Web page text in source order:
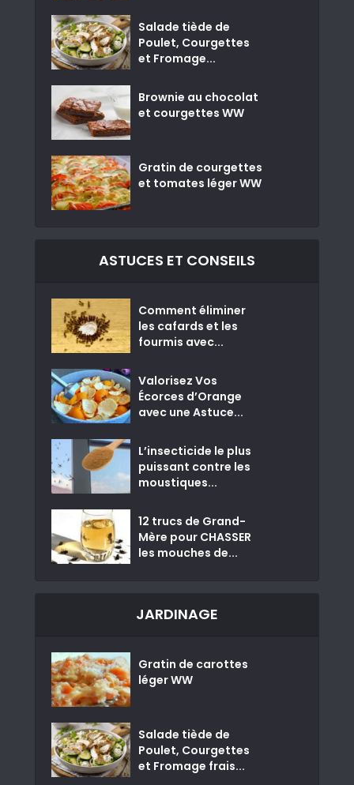
Salade tiède de
Poulet, Courgettes
et Fromage...
Brownie au chocolat
et courgettes WW
Gratin de courgettes
et tomates léger WW
ASTUCES ET CONSEILS
Comment éliminer
les cafards et les
fourmis avec...
Valorisez Vos
Écorces d’Orange
avec une Astuce...
L’insecticide le plus
puissant contre les
moustiques...
12 trucs de Grand-
Mère pour CHASSER
les mouches de...
JARDINAGE
Gratin de carottes
léger WW
Salade tiède de
Poulet, Courgettes
et Fromage frais...